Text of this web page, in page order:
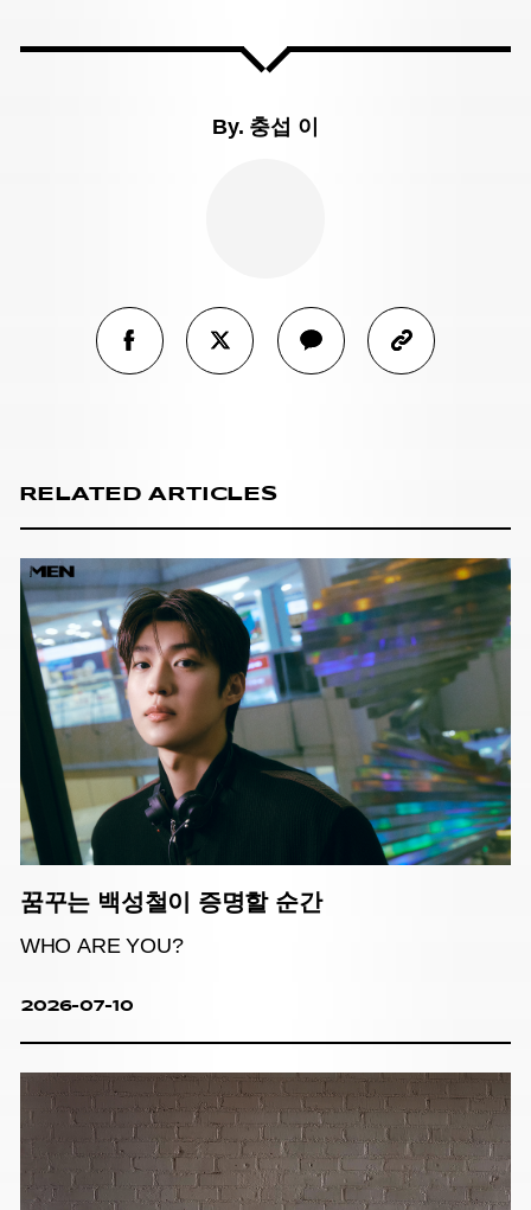
By. 충섭 이
RELATED ARTICLES
꿈꾸는 백성철이 증명할 순간
WHO ARE YOU?
2026-07-10